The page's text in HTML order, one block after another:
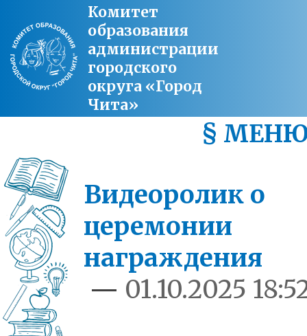
Комитет
образования
администрации
городского
округа «Город
Чита»
§
Видеоролик о
церемонии
награждения
— 01.10.2025